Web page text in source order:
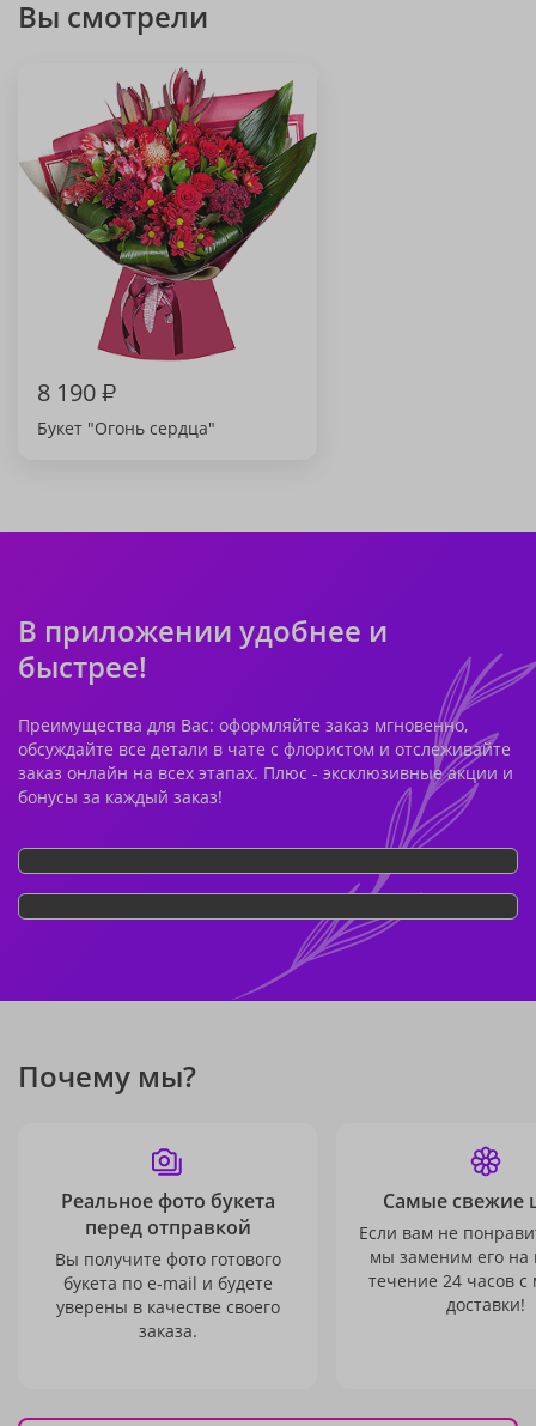
Вы смотрели
8 190₽
Букет "Огонь сердца"
В приложении удобнее и
быстрее!
Преимущества для Вас: оформляйте заказ мгновенно,
обсуждайте все детали в чате с флористом и отслеживайте
заказ онлайн на всех этапах. Плюс - эксклюзивные акции и
бонусы за каждый заказ!
Почему мы?
Реальное фото букета
перед отправкой
Вы получите фото готового
букета по e-mail и будете
уверены в качестве своего
заказа.
Самые свежие
Если вам не
мы заменим его на
течение 24 часов с
доставки!